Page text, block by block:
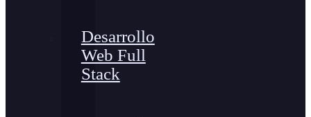
Desarrollo
Web Full
Stack